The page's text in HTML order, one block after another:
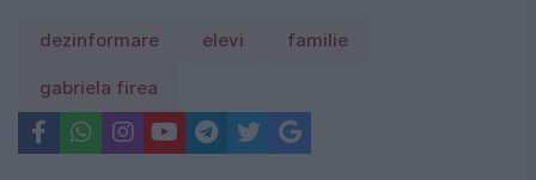
dezinformare elevi familie
gabriela firea